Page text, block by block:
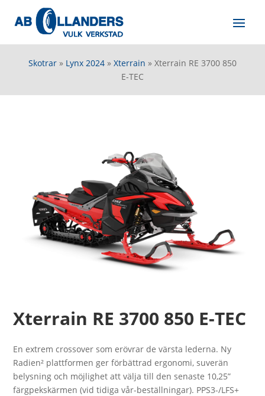
Skotrar» Lynx 2024» Xterrain » Xterrain RE 3700 850
E-TEC
Xterrain RE 3700 850 E-TEC
En extrem crossover som erövrar de värsta lederna. Ny
Radien² plattformen ger förbättrad ergonomi, suverän
belysning och möjlighet att välja till den senaste 10,25”
färgpekskärmen (vid tidiga vår-beställningar). PPS3-/LFS+